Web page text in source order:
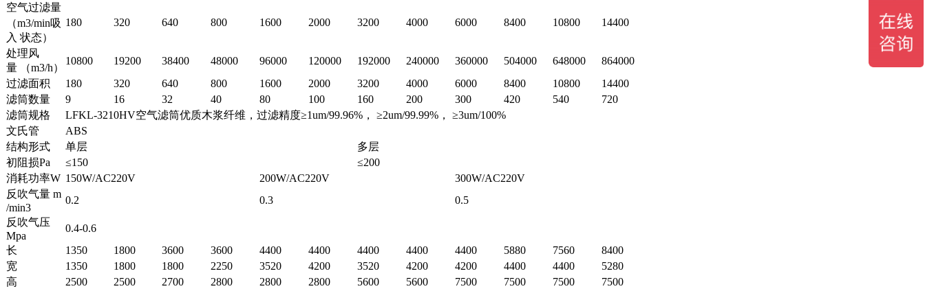
空气过滤量
180
320 640 800 1600 2000 3200 4000 6000 8400 10800 14400
（m3/min吸
入 状态）
处理风
量 （m3/h）
10800 19200 38400 48000 96000 120000 192000 240000 360000 504000 648000
864000
过滤面积
180 320 640 800 1600 2000 3200 4000 6000 8400 10800
14400
滤筒数量
9 16 32 40 80 100 160 200 300 420 540
720
滤筒规格
LFKL-3210HV空气滤筒优质木浆纤维，过滤精度≥1um/99.96%， ≥2um/99.99%， ≥3um/100%
文氏管
ABS
结构形式
单层
多层
初阻损Pa
≤150
≤200
消耗功率W 150W/AC220V 200W/AC220V
300W/AC220V
反吹气量 m
/min3
0.2 0.3
0.5
反吹气压
Mpa
0.4-0.6
长
1350 1800 3600 3600 4400 4400 4400 4400 4400 5880 7560
8400
宽
1350 1800 1800 2250 3520 4200 3520 4200 4200 4400 4400
5280
高
2500 2500 2700 2800 2800 2800 5600 5600 7500 7500 7500
7500